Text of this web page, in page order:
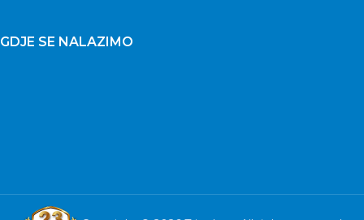
GDJE SE NALAZIMO